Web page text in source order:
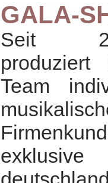
GALA-
Seit
Team